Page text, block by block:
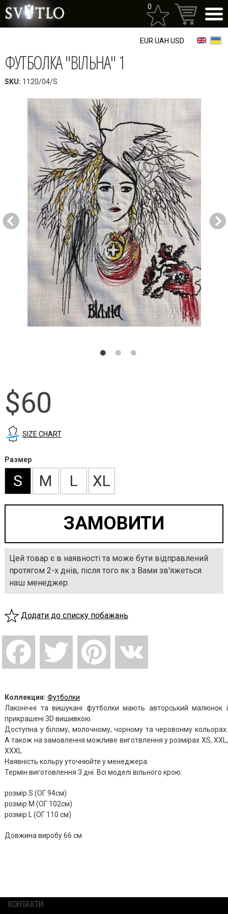
основного
0
EUR UAH USD
ФУТБОЛКА "ВІЛЬНА" 1
SKU: 1120/04/S
$60
SIZE CHART
Размер
S M L XL
Цей товар є в наявності та може бути відправлений
протягом 2-х днів, після того як з Вами зв'яжеться
наш менеджер.
Додати до списку побажань
Коллекция: Футболки
Лаконічні та вишукані футболки мають авторський малюнок і
прикрашені 3D вишивкою.
Доступна у білому, молочному, чорному та черовонму кольорах.
А також на замовлення можливе виготвлення у розмірах XS, XXL,
XXXL
Наявність кольру уточнюйте у менеджера.
Термін виготовлення 3 дні. Всі моделі вільного крою:
розмір S (ОГ 94см)
розмір М (ОГ 102см)
розмір L (ОГ 110 см)
Довжина виробу 66 см
КОНТАКТИ